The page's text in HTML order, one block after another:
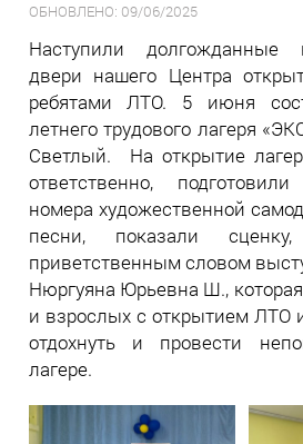
ОБНОВЛЕНО: 09/06/2025
Наступили долгожданные
двери нашего Центра
ребятами ЛТО. 5 июня
летнего трудового лагеря
Светлый. На открытие
ответственно,
номера художественной
песни, показали
приветственным словом
Нюргуяна Юрьевна Ш.,
и взрослых с открытием ЛТО
отдохнуть и провести
лагере.